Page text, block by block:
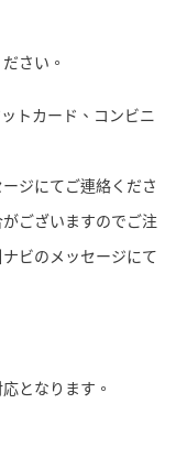
さい。
トカード、コンビニ
ジにてご連絡くださ
ございますのでご注
ビのメッセージにて
となります。